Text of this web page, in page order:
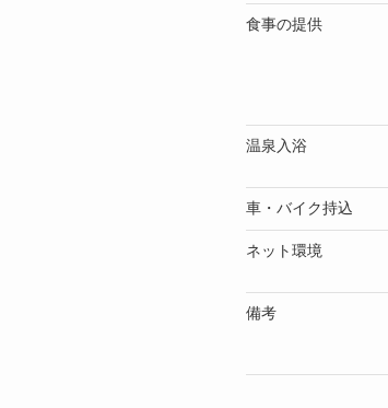
食事の提供
温泉入浴
車・バイク持込
ネット環境
備考